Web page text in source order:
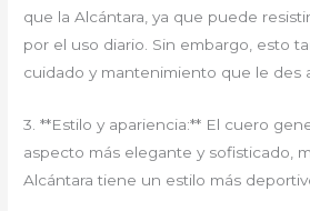
que la Alcántara, ya que puede
por el uso diario. Sin embargo, esto
cuidado y mantenimiento que le des
3. **Estilo y apariencia:** El cuero
aspecto más elegante y sofisticado,
Alcántara tiene un estilo más